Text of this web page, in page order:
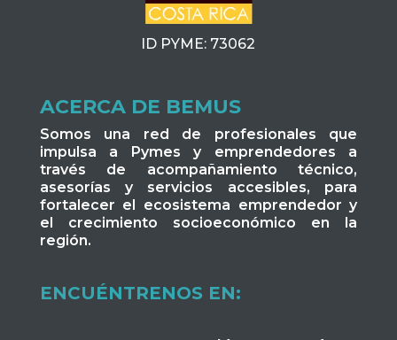
ID PYME: 73062
ACERCA DE BEMUS
Somos una red de profesionales que
impulsa a Pymes y emprendedores a
través de acompañamiento técnico,
asesorías y servicios accesibles, para
fortalecer el ecosistema emprendedor y
el crecimiento socioeconómico en la
región.
ENCUÉNTRENOS EN: